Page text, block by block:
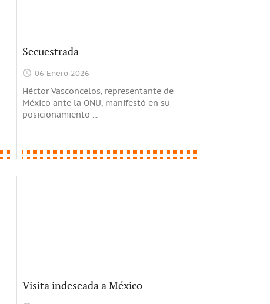
Secuestrada
06 Enero 2026
Héctor Vasconcelos, representante de
México ante la ONU, manifestó en su
posicionamiento ...
Visita indeseada a México